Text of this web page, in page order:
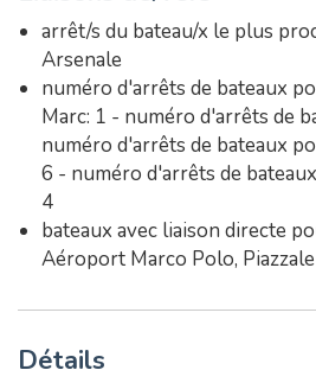
arrêt/s du bateau/x le plus
Arsenale
numéro d'arrêts de bateaux
Marc: 1 - numéro d'arrêts de
numéro d'arrêts de bateaux
6 - numéro d'arrêts de
4
bateaux avec liaison directe
Aéroport Marco Polo, Piazzale
Détails